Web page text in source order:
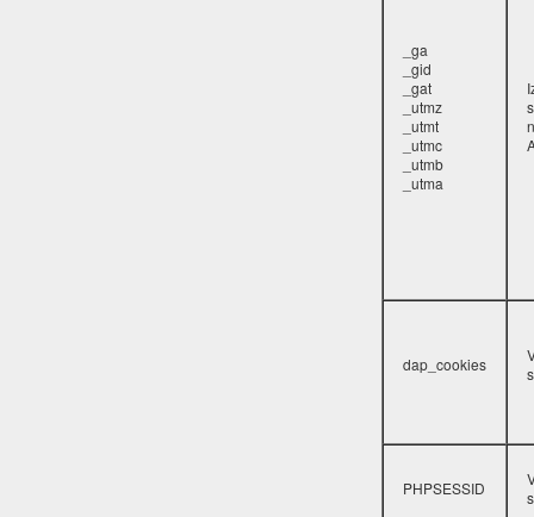
_ga
_gid
_gat
_utmz
_utmt
_utmc
_utmb
_utma
dap_cookies
PHPSESSID